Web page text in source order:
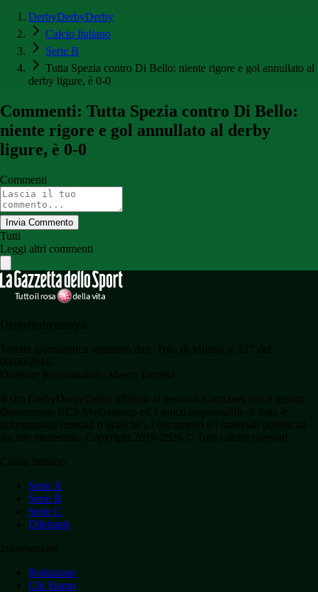
DerbyDerbyDerby
Calcio Italiano
Serie B
Tutta Spezia contro Di Bello: niente rigore e gol annullato al
derby ligure, è 0-0
Commenti: Tutta Spezia contro Di Bello:
niente rigore e gol annullato al derby
ligure, è 0-0
Commenti
Invia Commento
Tutti
Leggi altri commenti
Serie A
Serie B
Serie C
Dilettanti
Redazione
Chi Siamo